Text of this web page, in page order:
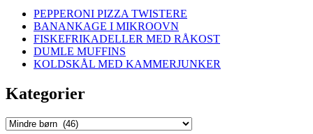
PEPPERONI PIZZA TWISTERE
BANANKAGE I MIKROOVN
FISKEFRIKADELLER MED RÅKOST
DUMLE MUFFINS
KOLDSKÅL MED KAMMERJUNKER
Kategorier
Kategorier